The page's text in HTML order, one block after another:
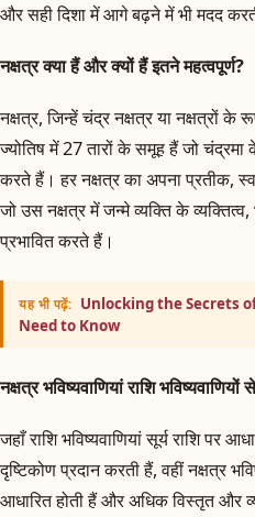
और सही दिशा में आगे बढ़ने में भी मदद
नक्षत्र क्या हैं और क्यों हैं इतने महत्वपूर्ण?
नक्षत्र, जिन्हें चंद्र नक्षत्र या नक्षत्रों के
ज्योतिष में 27 तारों के समूह हैं जो चंद्रमा
करते हैं। हर नक्षत्र का अपना प्रतीक,
जो उस नक्षत्र में जन्मे व्यक्ति के
प्रभावित करते हैं।
यह भी पढ़ें: Unlocking the Secrets
Need to Know
नक्षत्र भविष्यवाणियां राशि
जहाँ राशि भविष्यवाणियां सूर्य राशि पर
दृष्टिकोण प्रदान करती हैं, वहीं नक्षत्र
आधारित होती हैं और अधिक विस्तृत और